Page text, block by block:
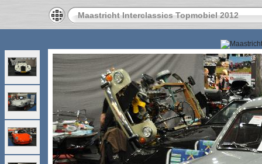
Maastricht Interclassics Topmobiel 2012